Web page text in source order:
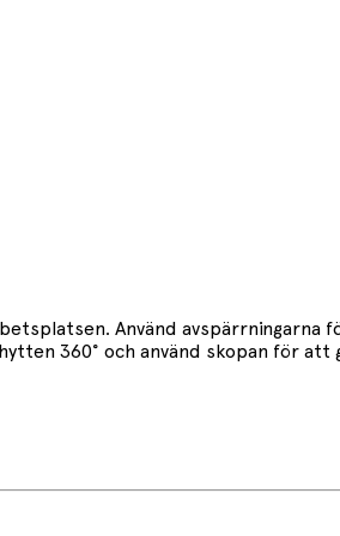
Använd avspärrningarna
360° och använd skopan för att